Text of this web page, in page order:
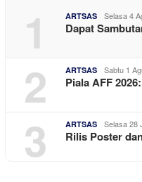
1 ARTSAS Selasa 4
Dapat
2 ARTSAS Sabtu 1
Piala AFF
3 ARTSAS Selasa 28
Rilis Poster